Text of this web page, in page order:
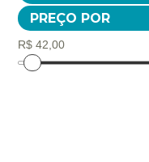
PREÇO POR